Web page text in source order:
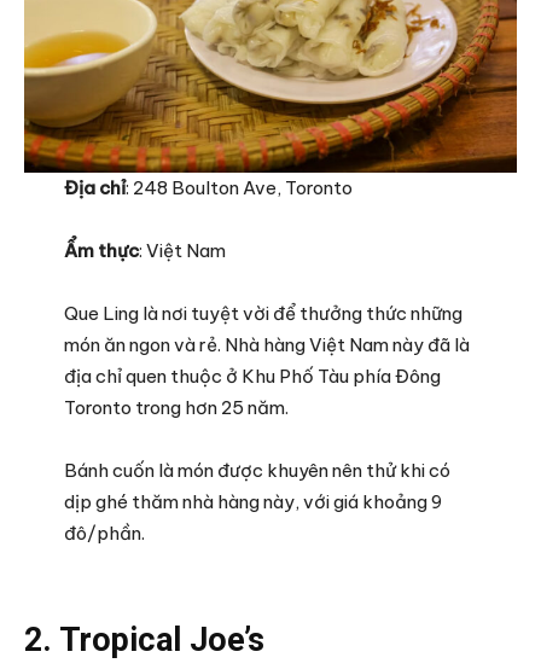
Địa chỉ: 248 Boulton Ave, Toronto
Ẩm thực: Việt Nam
Que Ling là nơi tuyệt vời để thưởng thức những
món ăn ngon và rẻ. Nhà hàng Việt Nam này đã là
địa chỉ quen thuộc ở Khu Phố Tàu phía Đông
Toronto trong hơn 25 năm.
Bánh cuốn là món được khuyên nên thử khi có
dịp ghé thăm nhà hàng này, với giá khoảng 9
đô/phần.
2. Tropical Joe’s